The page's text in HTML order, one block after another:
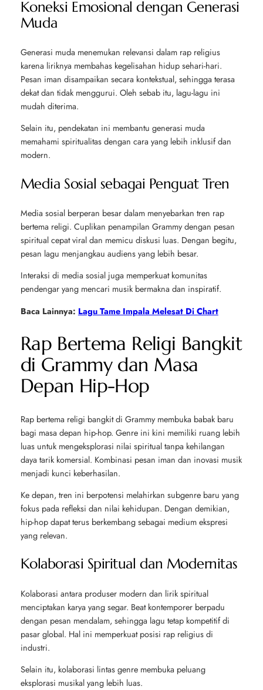
Koneksi Emosional dengan Generasi
Muda
Generasi muda menemukan relevansi dalam rap religius
karena liriknya membahas kegelisahan hidup sehari-hari.
Pesan iman disampaikan secara kontekstual, sehingga terasa
dekat dan tidak menggurui. Oleh sebab itu, lagu-lagu ini
mudah diterima.
Selain itu, pendekatan ini membantu generasi muda
memahami spiritualitas dengan cara yang lebih inklusif dan
modern.
Media Sosial sebagai Penguat Tren
Media sosial berperan besar dalam menyebarkan tren rap
bertema religi. Cuplikan penampilan Grammy dengan pesan
spiritual cepat viral dan memicu diskusi luas. Dengan begitu,
pesan lagu menjangkau audiens yang lebih besar.
Interaksi di media sosial juga memperkuat komunitas
pendengar yang mencari musik bermakna dan inspiratif.
Baca Lainnya: Lagu Tame Impala Melesat Di Chart
Rap Bertema Religi Bangkit
di Grammy dan Masa
Depan Hip-Hop
Rap bertema religi bangkit di Grammy membuka babak baru
bagi masa depan hip-hop. Genre ini kini memiliki ruang lebih
luas untuk mengeksplorasi nilai spiritual tanpa kehilangan
daya tarik komersial. Kombinasi pesan iman dan inovasi musik
menjadi kunci keberhasilan.
Ke depan, tren ini berpotensi melahirkan subgenre baru yang
fokus pada refleksi dan nilai kehidupan. Dengan demikian,
hip-hop dapat terus berkembang sebagai medium ekspresi
yang relevan.
Kolaborasi Spiritual dan Modernitas
Kolaborasi antara produser modern dan lirik spiritual
menciptakan karya yang segar. Beat kontemporer berpadu
dengan pesan mendalam, sehingga lagu tetap kompetitif di
pasar global. Hal ini memperkuat posisi rap religius di
industri.
Selain itu, kolaborasi lintas genre membuka peluang
eksplorasi musikal yang lebih luas.